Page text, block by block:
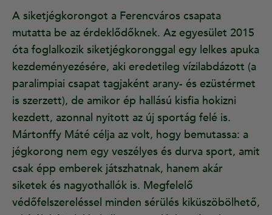
A siketjégkorongot a Ferencváros csapata
mutatta be az érdeklődőknek. Az egyesület 2015
óta foglalkozik siketjégkoronggal egy lelkes apuka
kezdeményezésére, aki eredetileg vízilabdázott (a
paralimpiai csapat tagjaként arany- és ezüstérmet
is szerzett), de amikor ép hallású kisfia hokizni
kezdett, azonnal nyitott az új sportág felé is.
Mártonffy Máté célja az volt, hogy bemutassa: a
jégkorong nem egy veszélyes és durva sport, amit
csak épp emberek játszhatnak, hanem akár
siketek és nagyothallók is. Megfelelő
védőfelszereléssel minden sérülés kiküszöbölhető,